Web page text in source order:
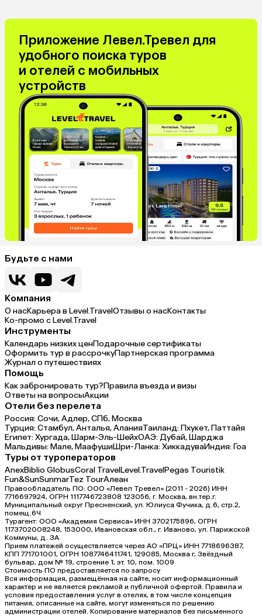
Приложение Левел.Тревел для
удобного поиска туров
и отелей с мобильных
устройств
Будьте с нами
Компания
О насКарьера в Level.TravelОтзывы о насКонтакты
Ко-промо с Level.Travel
Инструменты
Календарь низких ценПодарочные сертификаты
Оформить тур в рассрочкуПартнерская программа
Журнал о путешествиях
Помощь
Как забронировать тур?Правила въезда и визы
Ответы на вопросыАкции
Отели без перелета
Россия:Сочи,Адлер,СПб,Москва
Турция:Стамбул,Анталья,АланияТаиланд:Пхукет,Паттайя
Египет:Хургада,Шарм-Эль-ШейхОАЭ:Дубай,Шарджа
Мальдивы:Мале,МаафушиШри-Ланка:ХиккадуваИндия:Гоа
Туры от туроператоров
AnexBiblio GlobusCoral TravelLevel.TravelPegas Touristik
Fun&SunSunmarTez TourАлеан
Правообладатель ПО: ООО «Левел Тревел» (2011 - 2026) ИНН
7716697924, ОГРН 1117746723808 123056, г. Москва, вн.тер.г.
Муниципальный округ Пресненский, ул. Юлиуса Фучика, д.6, стр.2,
помещ.6Ч
Турагент: ООО «Академия Сервиса» ИНН 3702175896, ОГРН
1173702008248, 153000, Ивановская обл., г. Иваново, ул. Парижской
Коммуны, д. ЗА
Прием платежей осуществляется через АО «ПРЦ» ИНН 7718696387,
КПП 771701001, ОГРН 1087746411741, 129085, Москва г, Звёздный
бульвар, дом № 19, строение 1, эт. 10, пом. 1009
Стоимость ПО предоставляется по запросу
Вся информация, размещённая на сайте, носит информационный
характер и не является рекламой и публичной офертой. Правила и
условия предоставления услуг в отелях, в том числе концепция
питания, описанные на сайте, могут изменяться по решению
администрации отелей. Копирование материалов без письменного